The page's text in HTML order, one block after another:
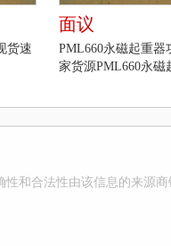
货速
面议
PML660永磁起重器
家货源PML660永磁
和合法性由该信息的来源